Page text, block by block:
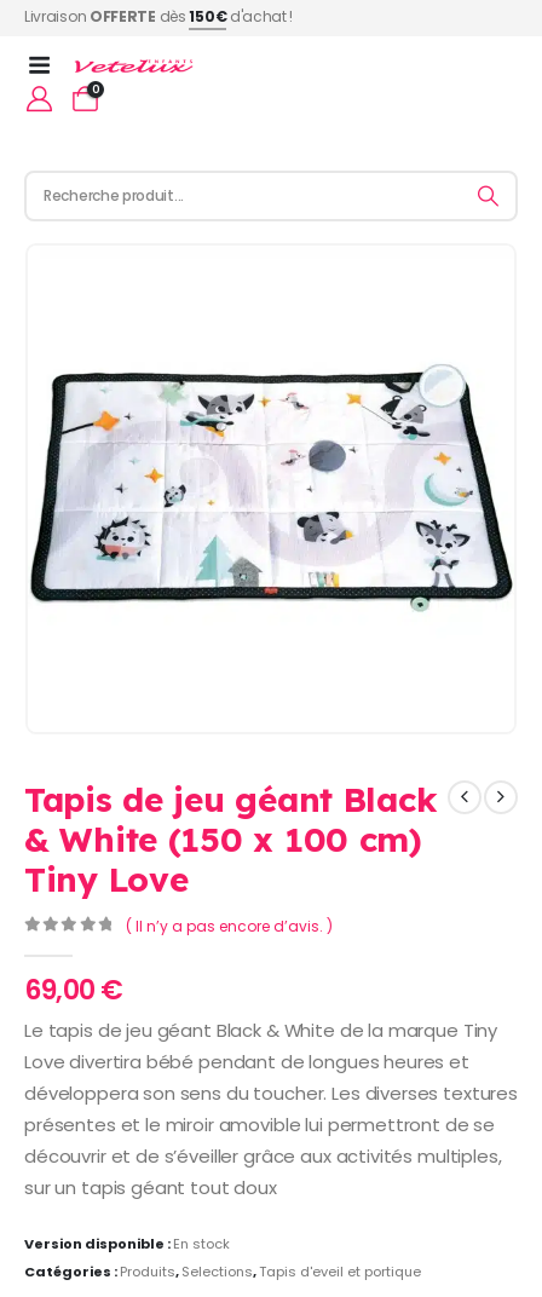
Livraison OFFERTE dès150€d'achat !
0
Tapis de jeu géant Black
& White (150 x 100 cm)
Tiny Love
( Il n’y a pas encore d’avis. )
69,00€
Le tapis de jeu géant Black & White de la marque Tiny
Love divertira bébé pendant de longues heures et
développera son sens du toucher. Les diverses textures
présentes et le miroir amovible lui permettront de se
découvrir et de s’éveiller grâce aux activités multiples,
sur un tapis géant tout doux
Version disponible :En stock
Catégories :Produits,Selections,Tapis d'eveil et portique